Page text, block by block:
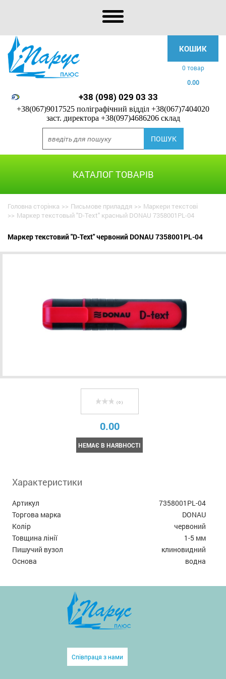
КОШИК
0 товар
0.00
+38 (098) 029 03 33
+38(067)9017525 поліграфічний відділ +38(067)7404020
заст. директора +38(097)4686206 склад
КАТАЛОГ ТОВАРІВ
Головна сторінка >> Письмове приладдя >> Маркери текстові
>> Маркер текстовый "D-Text" красный DONAU 7358001PL-04
Маркер текстовий "D-Text" червоний DONAU 7358001PL-04
( 0 )
0.00
НЕМАЄ В НАЯВНОСТІ
Характеристики
Артикул
7358001PL-04
Торгова марка
DONAU
Колір
червоний
Товщина лінії
1-5 мм
Пишучий вузол
клиновидний
Основа
водна
Співпраця з нами